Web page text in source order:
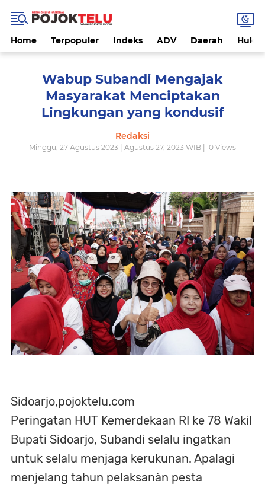
Home Terpopuler Indeks ADV Daerah
Wabup Subandi Mengajak
Masyarakat Menciptakan
Lingkungan yang kondusif
Redaksi
Minggu, 27 Agustus 2023 | Agustus 27, 2023 WIB | 0 Views
Sidoarjo,pojoktelu.com
Peringatan HUT Kemerdekaan RI ke 78 Wakil
Bupati Sidoarjo, Subandi selalu ingatkan
untuk selalu menjaga kerukunan. Apalagi
menjelang tahun pelaksanàn pesta